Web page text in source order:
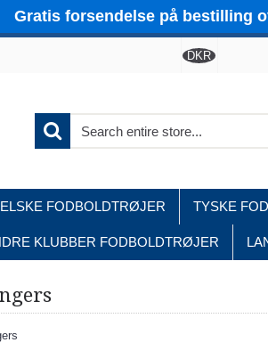
Gratis forsendelse på bestilling
DKR
FODBOLDTRØJER TYSKE
KLUBBER FODBOLDTRØJER
Home Andre Klubber